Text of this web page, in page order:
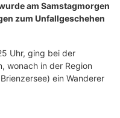
am Samstagmorgen
zum Unfallgeschehen
Uhr, ging bei der
wonach in der Region
ein Wanderer